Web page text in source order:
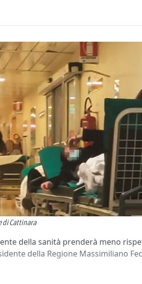
di Cattinara
della sanità prenderà meno
della Regione Massimiliano